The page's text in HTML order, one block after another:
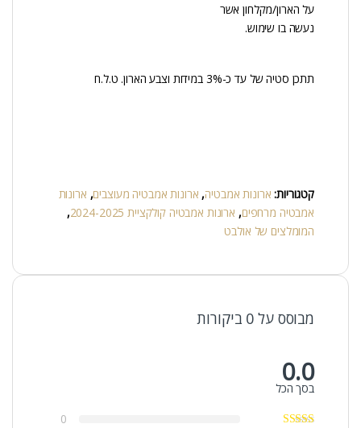
על הארון/מקלחון אשר
נעשה בו שימוש.
תתכן סטיה של עד כ-3% במידות וצבע הארון. ט.ל.ח
קטגוריות: ארונות אמבטיה, ארונות אמבטיה מעוצבים, ארונות
אמבטיה מרחפים, ארונות אמבטיה קולקציית 2024-2025
,
המומלצים של אולבט
מבוסס על 0 ביקורות
0.0
בסך הכל
0